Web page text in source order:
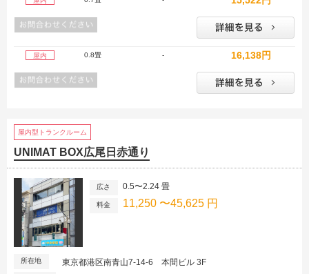
屋内 0.8畳 - 16,138円
屋内型トランクルーム
UNIMAT BOX広尾日赤通り
広さ 0.5〜2.24 畳
料金 11,250 〜45,625 円
所在地 東京都港区南青山7-14-6 本間ビル 3F